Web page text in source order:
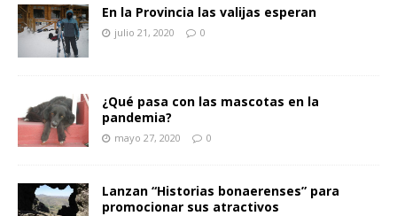
En la Provincia las valijas esperan
julio 21, 2020 0
¿Qué pasa con las mascotas en la
pandemia?
mayo 27, 2020 0
Lanzan “Historias bonaerenses” para
promocionar sus atractivos